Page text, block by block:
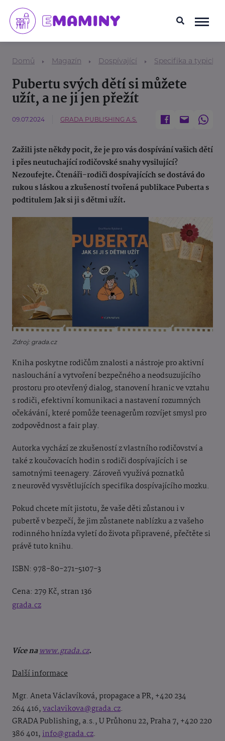
Domů Magazín Dospívající Specifika a typické
Pubertu svých dětí si můžete
užít, a ne ji jen přežít
09.07.2024 GRADA PUBLISHING A.S.
Zažili jste někdy pocit, že je pro vás dospívání vašich dětí
i přes neutuchající rodičovské snahy vysilující?
Nezoufejte. Čtenáři-rodiči dospívajících se dostává do
rukou s láskou a zkušeností tvořená publikace Puberta s
podtitulem Jak si ji s dětmi užít.
Zdroj: grada.cz
Kniha poskytne rodičům znalosti a nástroje pro aktivní
naslouchání a vytvoření bezpečného a neodsuzujícího
prostoru pro otevřený dialog, stanovení hranic ve vztahu
s rodiči, efektivní komunikaci a nastavení rozumných
očekávání, které pomůže teenagerům rozvíjet smysl pro
zodpovědnost a fair play.
Autorka vychází ze zkušeností z vlastního rodičovství a
také z koučovacích hodin s rodiči dospívajících i se
samotnými teenagery. Zároveň využívá poznatků
z neurověd vysvětlujících specifika dospívajícího mozku.
Pokud chcete mít jistotu, že vaše děti zůstanou i v
pubertě v bezpečí, že jim zůstanete nablízku az vašeho
rodinného hnízda vyletí do života připravené, přečtěte si
právě tuto knihu.
ISBN: 978-80-271-5107-3
Cena: 279 Kč, stran 136
grada.cz
Více nawww.grada.cz.
Další informace
Mgr. Aneta Václavíková, propagace a PR, +420 234
264 416,vaclavikova@grada.cz.
GRADA Publishing, a.s., U Průhonu 22, Praha 7, +420 220
386 401,info@grada.cz.